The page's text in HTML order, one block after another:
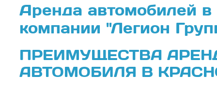
Аренда автомобилей в
компании "Легион
ПРЕИМУЩЕСТВА
АВТОМОБИЛЯ В